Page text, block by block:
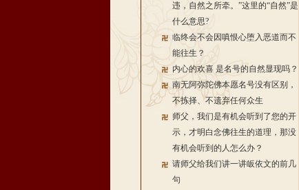
违，自然之所牵。”这里的“自然”是
什么意思?
临终会不会因嗔恨心堕入恶道而不
能往生？
内心的欢喜 是名号的自然显现吗？
南无阿弥陀佛本愿名号没有区别，
不拣择、不遗弃任何众生
师父，我们是有机会听到了您的开
示，才明白念佛往生的道理，那没
有机会听到的人怎么办？
请师父给我们讲一讲皈依文的前几
句